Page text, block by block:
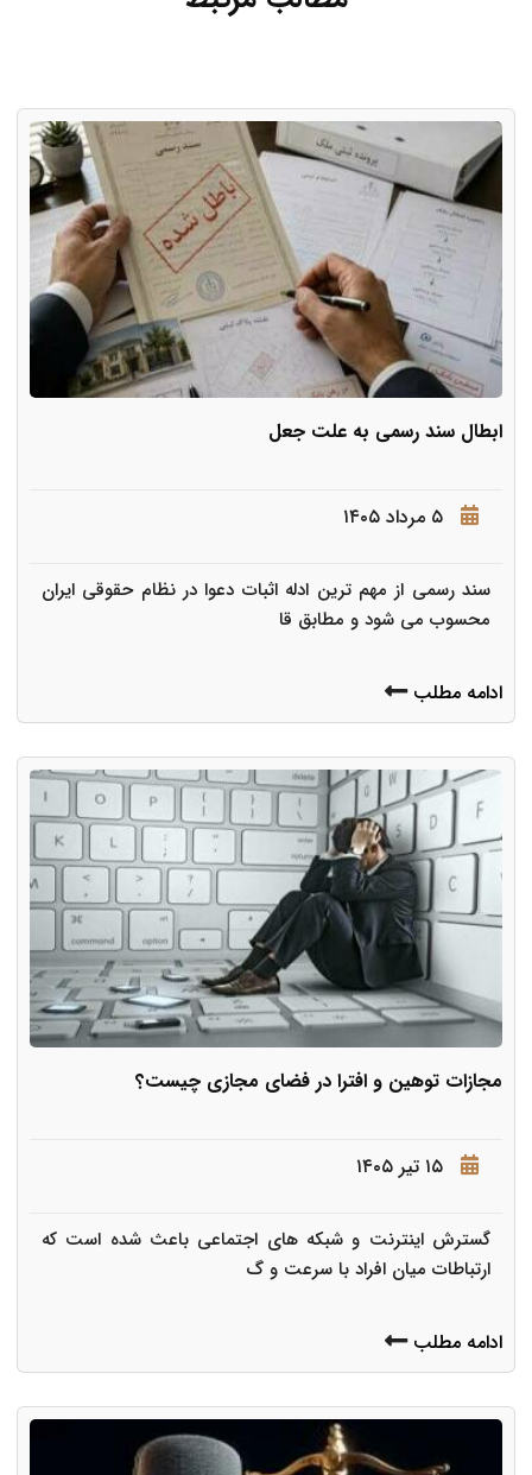
ابطال سند رسمی به علت جعل
۵ مرداد ۱۴۰۵
سند رسمی از مهم ترین ادله اثبات دعوا در نظام حقوقی ایران
محسوب می شود و مطابق قا
ادامه مطلب
مجازات توهین و افترا در فضای مجازی چیست؟
۱۵ تیر ۱۴۰۵
گسترش اینترنت و شبکه های اجتماعی باعث شده است که
ارتباطات میان افراد با سرعت و گ
ادامه مطلب